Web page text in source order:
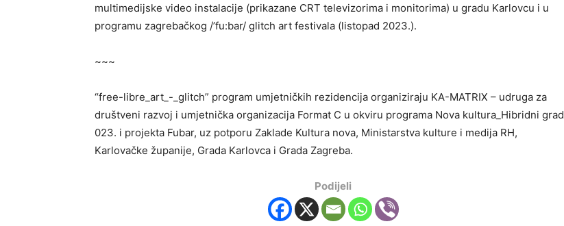
multimedijske video instalacije (prikazane CRT televizorima i monitorima) u gradu Karlovcu i u
programu zagrebačkog /’fu:bar/ glitch art festivala (listopad 2023.).
~~~
“free-libre_art_-_glitch” program umjetničkih rezidencija organiziraju KA-MATRIX – udruga za
društveni razvoj i umjetnička organizacija Format C u okviru programa Nova kultura_Hibridni grad
023. i projekta Fubar, uz potporu Zaklade Kultura nova, Ministarstva kulture i medija RH,
Karlovačke županije, Grada Karlovca i Grada Zagreba.
Podijeli